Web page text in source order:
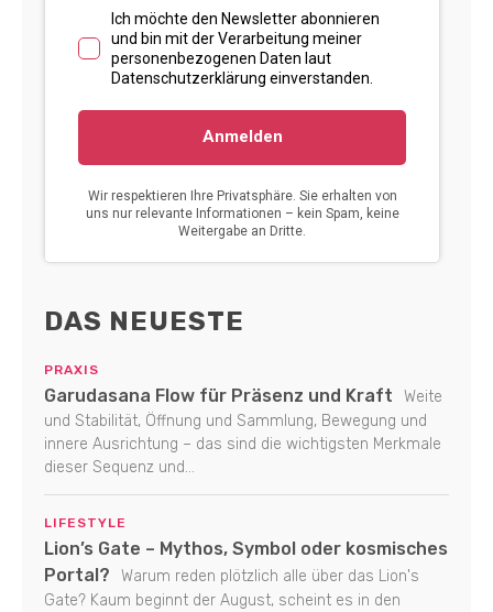
DAS NEUESTE
PRAXIS
Garudasana Flow für Präsenz und Kraft
Weite
und Stabilität, Öffnung und Sammlung, Bewegung und
innere Ausrichtung – das sind die wichtigsten Merkmale
dieser Sequenz und...
LIFESTYLE
Lion’s Gate – Mythos, Symbol oder kosmisches
Portal?
Warum reden plötzlich alle über das Lion's
Gate? Kaum beginnt der August, scheint es in den